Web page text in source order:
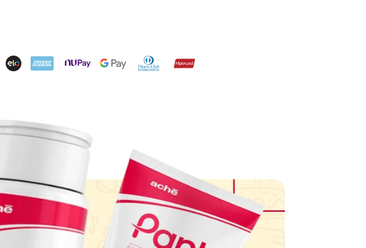
ELO AMEX NuPay Google PayDiners ClubHipercard